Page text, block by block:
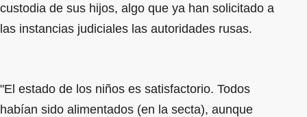
custodia de sus hijos, algo que ya han solicitado a
las instancias judiciales las autoridades rusas.
"El estado de los niños es satisfactorio. Todos
habían sido alimentados (en la secta), aunque